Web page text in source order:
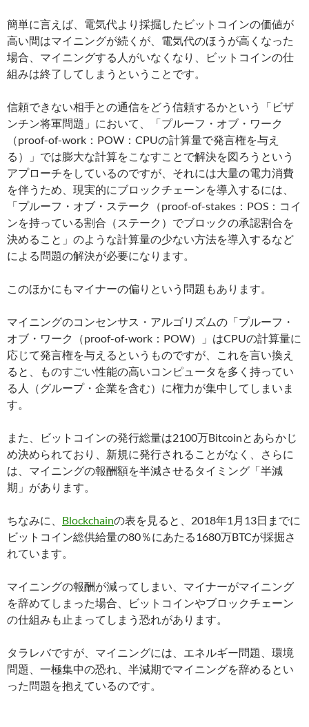
簡単に言えば、電気代より採掘したビットコインの価値が
高い間はマイニングが続くが、電気代のほうが高くなった
場合、マイニングする人がいなくなり、ビットコインの仕
組みは終了してしまうということです。
信頼できない相手との通信をどう信頼するかという「ビザ
ンチン将軍問題」において、「プルーフ・オブ・ワーク
（proof-of-work：POW：CPUの計算量で発言権を与え
る）」では膨大な計算をこなすことで解決を図ろうという
アプローチをしているのですが、それには大量の電力消費
を伴うため、現実的にブロックチェーンを導入するには、
「プルーフ・オブ・ステーク（proof-of-stakes：POS：コイ
ンを持っている割合（ステーク）でブロックの承認割合を
決めること」のような計算量の少ない方法を導入するなど
による問題の解決が必要になります。
このほかにもマイナーの偏りという問題もあります。
マイニングのコンセンサス・アルゴリズムの「プルーフ・
オブ・ワーク（proof-of-work：POW）」はCPUの計算量に
応じて発言権を与えるというものですが、これを言い換え
ると、ものすごい性能の高いコンピュータを多く持ってい
る人（グループ・企業を含む）に権力が集中してしまいま
す。
また、ビットコインの発行総量は2100万Bitcoinとあらかじ
め決められており、新規に発行されることがなく、さらに
は、マイニングの報酬額を半減させるタイミング「半減
期」があります。
ちなみに、 Blockchainの表を見ると、2018年1月13日までに
ビットコイン総供給量の80％にあたる1680万BTCが採掘さ
れています。
マイニングの報酬が減ってしまい、マイナーがマイニング
を辞めてしまった場合、ビットコインやブロックチェーン
の仕組みも止まってしまう恐れがあります。
タラレバですが、マイニングには、エネルギー問題、環境
問題、一極集中の恐れ、半減期でマイニングを辞めるとい
った問題を抱えているのです。